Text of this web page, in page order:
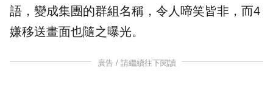
語，變成集團的群組名稱，令人啼笑皆非，而4
嫌移送畫面也隨之曝光。
廣告 / 請繼續往下閱讀